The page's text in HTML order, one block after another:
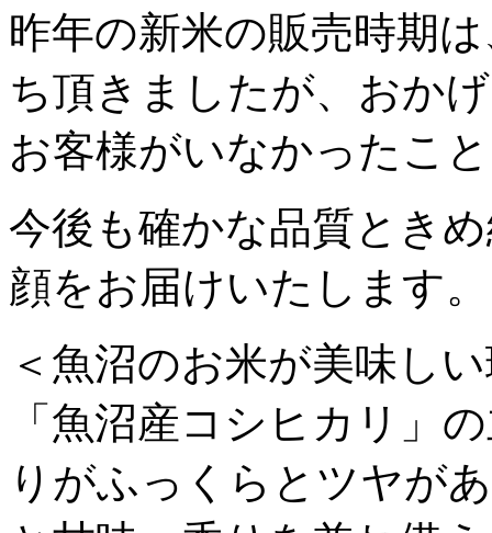
昨年の新米の販売時期
ち頂きましたが、おか
お客様がいなかったこ
今後も確かな品質とき
顔をお届けいたします。
＜魚沼のお米が美味し
「魚沼産コシヒカリ」
りがふっくらとツヤが